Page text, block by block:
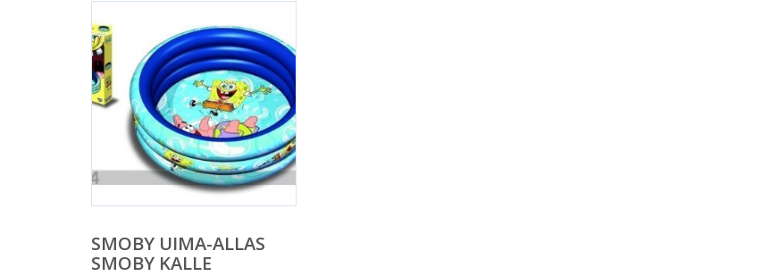
SMOBY UIMA-ALLAS
SMOBY KALLE